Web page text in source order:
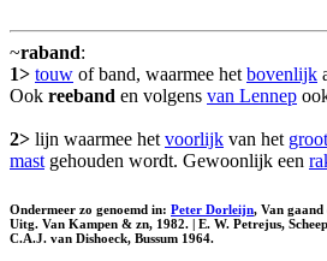
~raband:
1> touw of band, waarmee het bovenlijk
Ook reeband en volgens van Lennep
2> lijn waarmee het voorlijk van het
mast gehouden wordt. Gewoonlijk een
Ondermeer zo genoemd in: Peter Dorleijn, Van gaand
Uitg. Van Kampen & zn, 1982. | E. W. Petrejus,
C.A.J. van Dishoeck, Bussum 1964.